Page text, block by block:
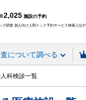
2,025 施設の予約
グ調査 個人向け人間ドック予約サービス検索上位3
について調べる
科検診一覧